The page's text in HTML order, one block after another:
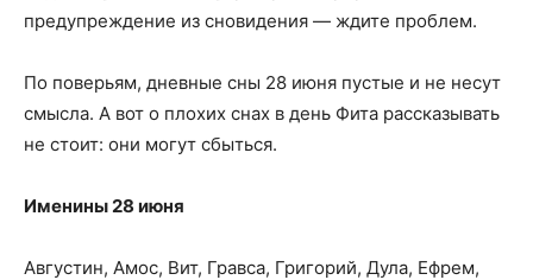
предупреждение из сновидения — ждите проблем.
По поверьям, дневные сны 28 июня пустые и не несут
смысла. А вот о плохих снах в день Фита рассказывать
не стоит: они могут сбыться.
Именины 28 июня
Августин, Амос, Вит, Гравса, Григорий, Дула, Ефрем,